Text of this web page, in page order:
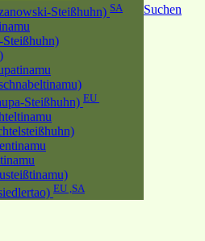
Steißhuhn) SA
Steißhuhn)
Steißhuhn) EU
EU ,SA
Suchen